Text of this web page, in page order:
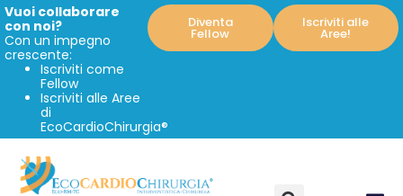
Vuoi collaborare
con noi?
Con un impegno
crescente:
Iscriviti come
Fellow
Iscriviti alle Aree
di
EcoCardioChirurgia®
Diventa
Fellow
Iscriviti alle
Aree!